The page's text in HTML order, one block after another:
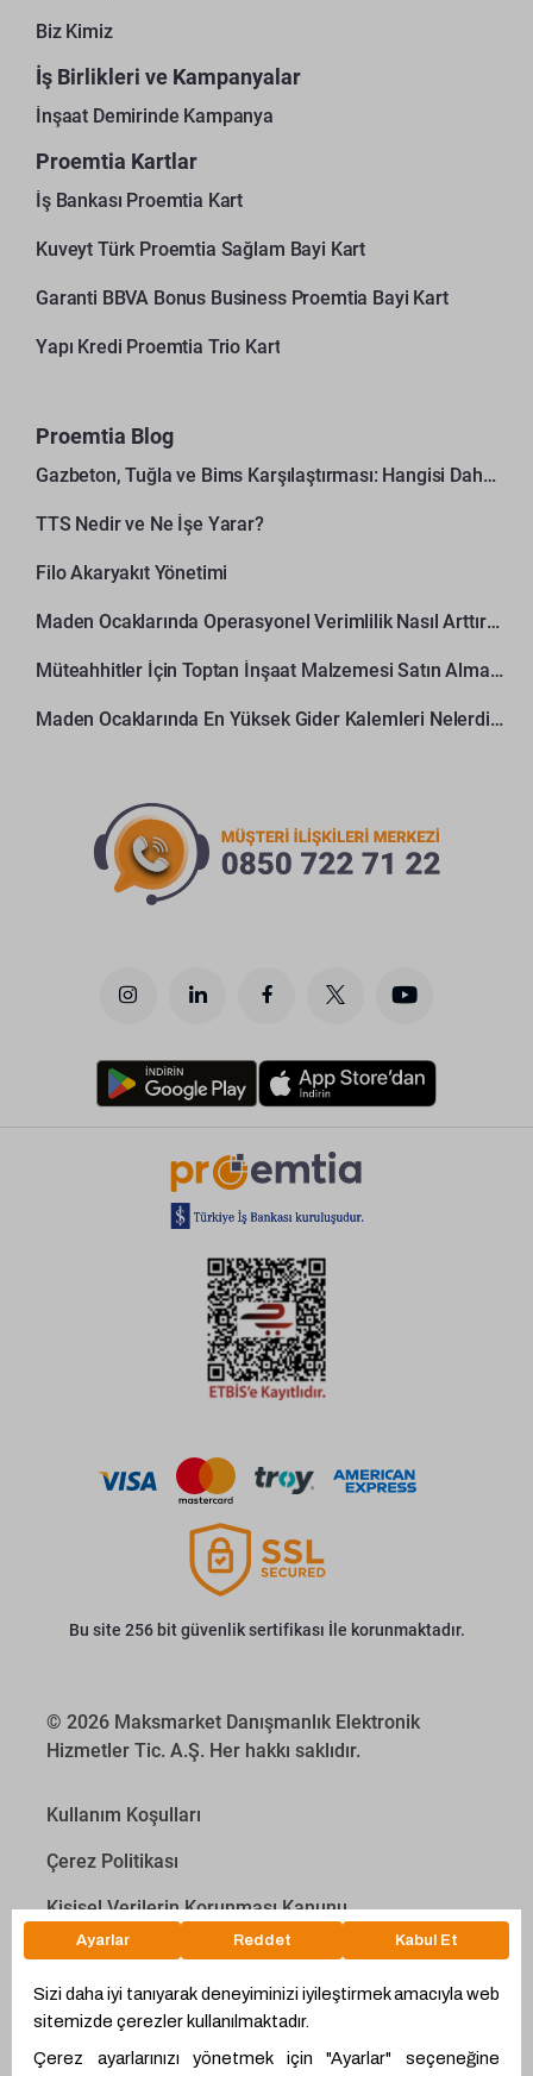
WhatsApp
Biz Kimiz
İş Birlikleri ve Kampanyalar
İnşaat Demirinde Kampanya
Proemtia Kartlar
İş Bankası Proemtia Kart
Kuveyt Türk Proemtia Sağlam Bayi Kart
Garanti BBVA Bonus Business Proemtia Bayi Kart
Yapı Kredi Proemtia Trio Kart
Proemtia Blog
Gazbeton, Tuğla ve Bims Karşılaştırması: Hangisi Daha Avantajlı?
TTS Nedir ve Ne İşe Yarar?
Filo Akaryakıt Yönetimi
Maden Ocaklarında Operasyonel Verimlilik Nasıl Arttırılır?
Müteahhitler İçin Toptan İnşaat Malzemesi Satın Alma Rehberi
Maden Ocaklarında En Yüksek Gider Kalemleri Nelerdir?
Bu site 256 bit güvenlik sertifikası İle korunmaktadır.
© 2026 Maksmarket Danışmanlık Elektronik
Hizmetler Tic. A.Ş. Her hakkı saklıdır.
Kullanım Koşulları
Çerez Politikası
Kişisel Verilerin Korunması Kanunu
İletişim Aydınlatma Metni
Proyakıt
Ödeme Hesaplama Aracı